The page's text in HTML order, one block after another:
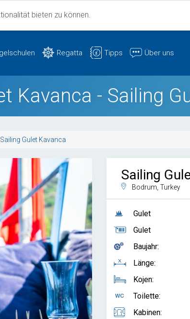
bieten zu können.
Regatta Tipps Über uns
Kavanca - Sailing
Sailing Gulet Kavanca
Sailing
Bodrum, Turkey
Gulet
Gulet
Baujahr:
Länge:
Kojen:
Toilette:
Kabinen: